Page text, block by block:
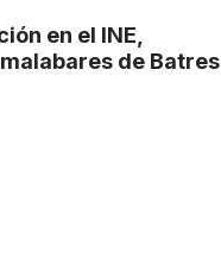
en el INE,
de Batres